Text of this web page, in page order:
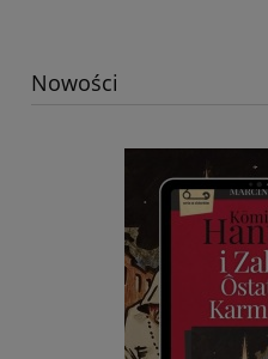
Nowości